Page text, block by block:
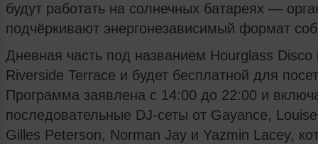
будут работать на солнечных батареях —
подчёркивают энергонезависимый формат
Дневная часть под названием Hourglass Disco
Riverside Terrace и будет бесплатной для
Программа заявлена с 14:00 до 22:00 и
последовательные DJ‑сеты от Gayance,
Gilles Peterson, Norman Jay и Yazmin Lacey,